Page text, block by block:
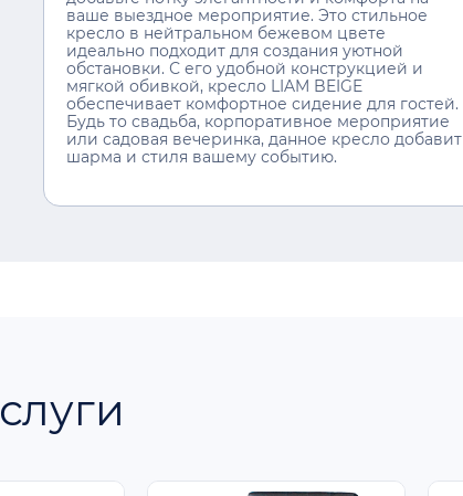
ваше выездное мероприятие. Это стильное
кресло в нейтральном бежевом цвете
идеально подходит для создания уютной
обстановки. С его удобной конструкцией и
мягкой обивкой, кресло LIAM BEIGE
обеспечивает комфортное сидение для гостей.
Будь то свадьба, корпоративное мероприятие
или садовая вечеринка, данное кресло добавит
шарма и стиля вашему событию.